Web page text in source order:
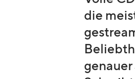
die